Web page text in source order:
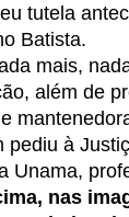
tutela
Batista.
mais,
além de
pediu à
Unama,
nas